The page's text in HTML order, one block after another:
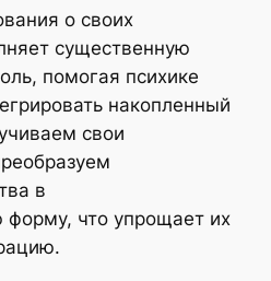
о своих
существенную
помогая психике
накопленный
свои
в
форму, что упрощает их